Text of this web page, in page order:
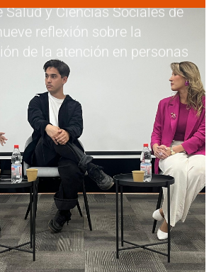
Salud y Ciencias Sociales de
reflexión sobre la
de la atención en personas